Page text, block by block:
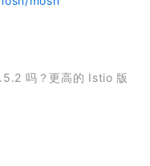
吗？更高的 Istio 版